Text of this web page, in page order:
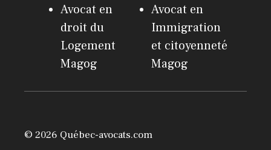
Avocat en
droit du
Logement
Magog
Avocat en
Immigration
et citoyenneté
Magog
© 2026 Québec-avocats.com